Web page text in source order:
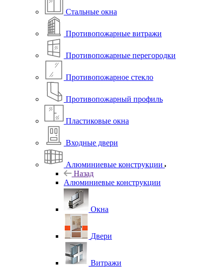
Стальные окна
Противопожарные витражи
Противопожарные перегородки
Противопожарное стекло
Противопожарный профиль
Пластиковые окна
Входные двери
Алюминиевые конструкции
Назад
Алюминиевые конструкции
Окна
Двери
Витражи